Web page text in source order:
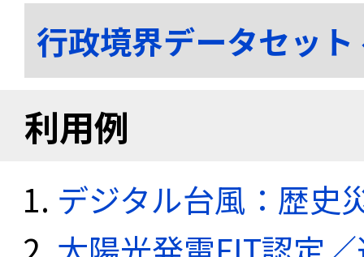
行政境界データセッ
利用例
デジタル台風：歴史